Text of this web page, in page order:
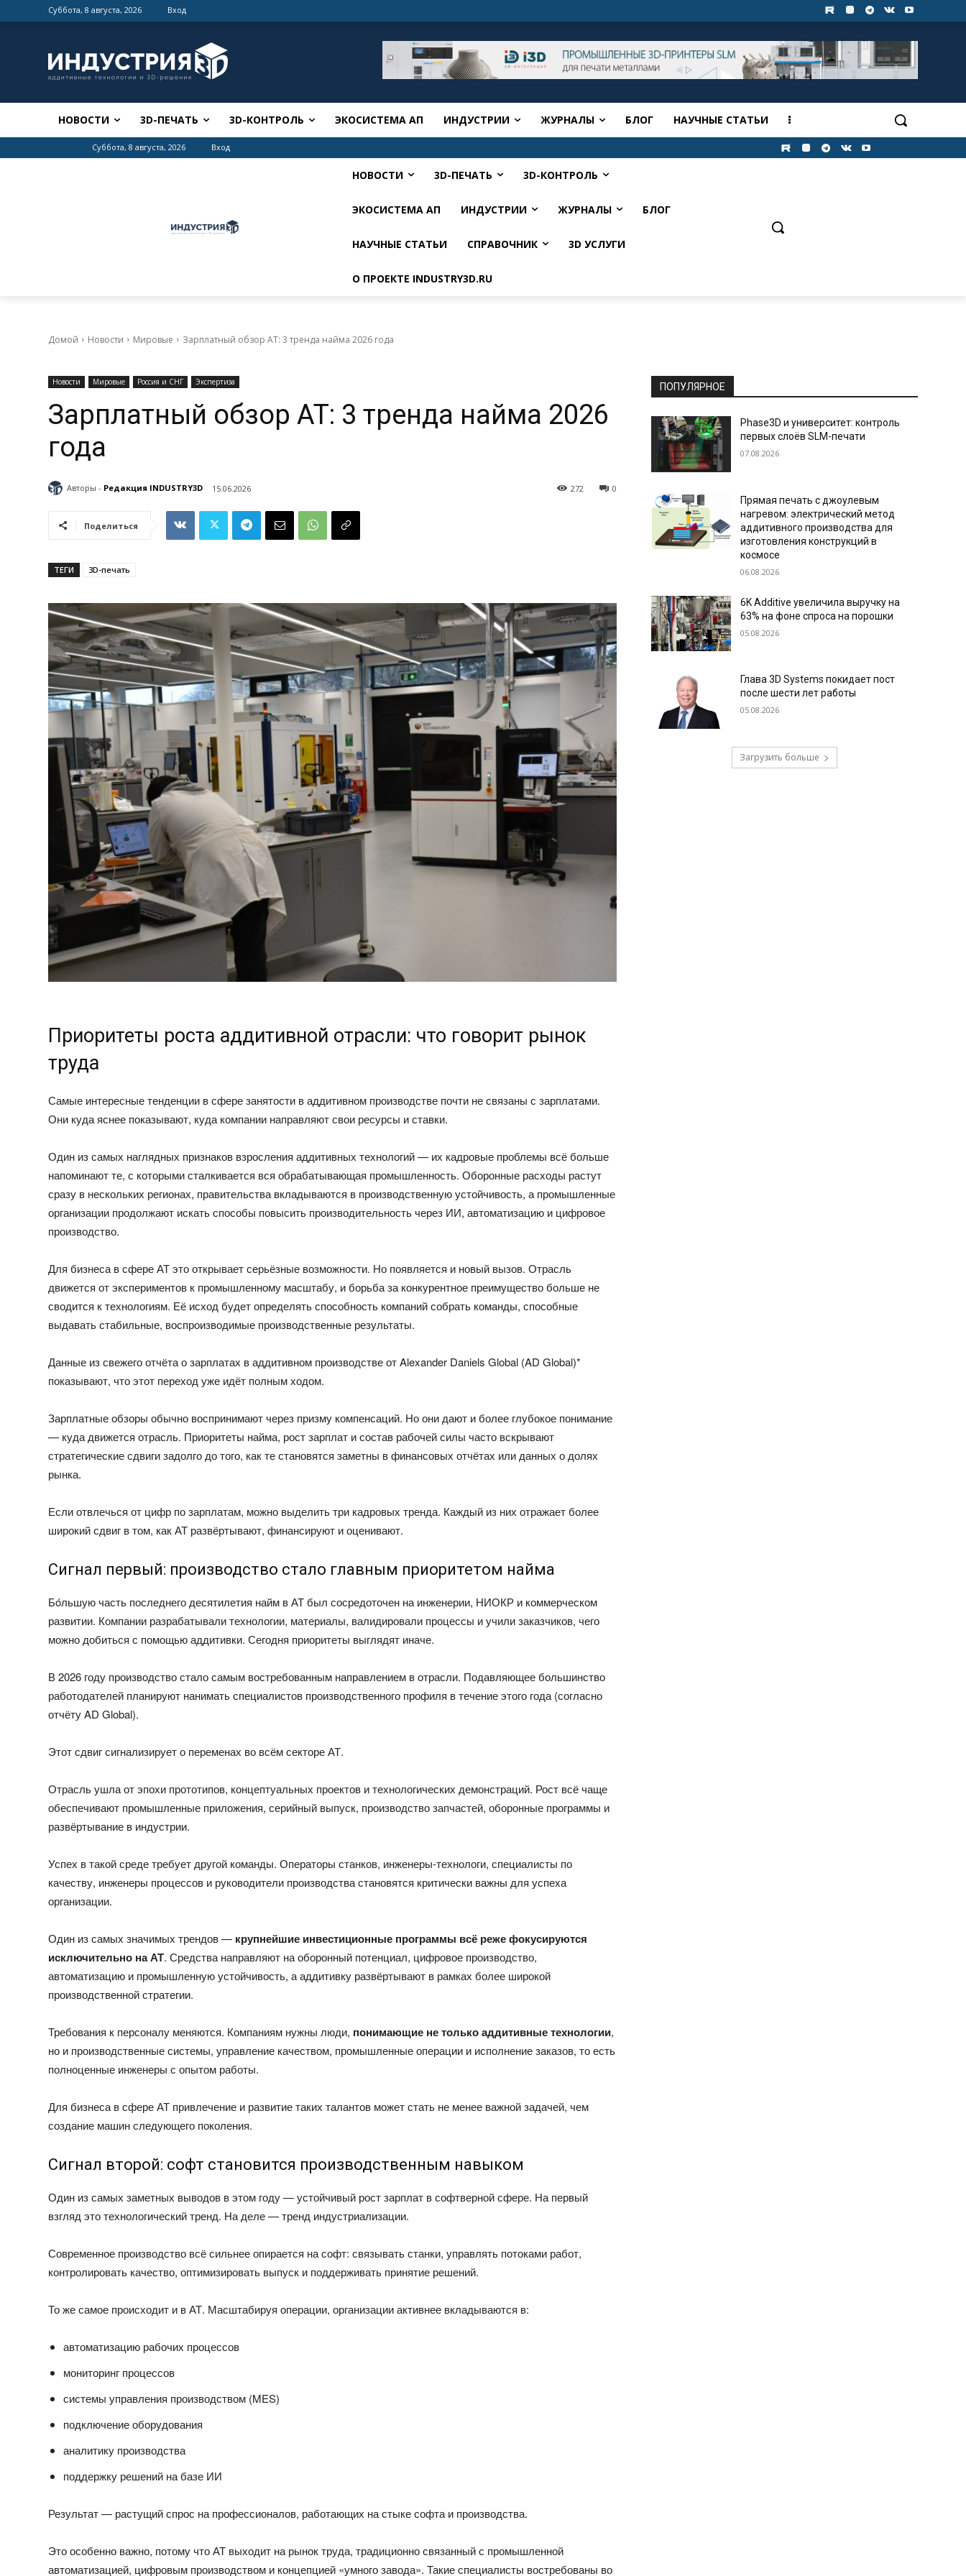
Суббота, 8 августа, 2026 Вход
НОВОСТИ 3D-ПЕЧАТЬ 3D-КОНТРОЛЬ ЭКОСИСТЕМА АП ИНДУСТРИИ ЖУРНАЛЫ БЛОГ НАУЧНЫЕ СТАТЬИ
Суббота, 8 августа, 2026 Вход
НОВОСТИ 3D-ПЕЧАТЬ 3D-КОНТРОЛЬ
ЭКОСИСТЕМА АП ИНДУСТРИИ ЖУРНАЛЫ БЛОГ
НАУЧНЫЕ СТАТЬИ СПРАВОЧНИК 3D УСЛУГИ
О ПРОЕКТЕ INDUSTRY3D.RU
Домой Новости Мировые Зарплатный обзор АТ: 3 тренда найма 2026 года
Новости Мировые Россия и СНГ Экспертиза
Зарплатный обзор АТ: 3 тренда найма 2026
года
Авторы - Редакция INDUSTRY3D 15.06.2026 0
272
Поделиться
ТЕГИ 3D-печать
Приоритеты роста аддитивной отрасли: что говорит рынок
труда
Самые интересные тенденции в сфере занятости в аддитивном производстве почти не связаны с зарплатами.
Они куда яснее показывают, куда компании направляют свои ресурсы и ставки.
Один из самых наглядных признаков взросления аддитивных технологий — их кадровые проблемы всё больше
напоминают те, с которыми сталкивается вся обрабатывающая промышленность. Оборонные расходы растут
сразу в нескольких регионах, правительства вкладываются в производственную устойчивость, а промышленные
организации продолжают искать способы повысить производительность через ИИ, автоматизацию и цифровое
производство.
Для бизнеса в сфере АТ это открывает серьёзные возможности. Но появляется и новый вызов. Отрасль
движется от экспериментов к промышленному масштабу, и борьба за конкурентное преимущество больше не
сводится к технологиям. Её исход будет определять способность компаний собрать команды, способные
выдавать стабильные, воспроизводимые производственные результаты.
Данные из свежего отчёта о зарплатах в аддитивном производстве от Alexander Daniels Global (AD Global)*
показывают, что этот переход уже идёт полным ходом.
Зарплатные обзоры обычно воспринимают через призму компенсаций. Но они дают и более глубокое понимание
— куда движется отрасль. Приоритеты найма, рост зарплат и состав рабочей силы часто вскрывают
стратегические сдвиги задолго до того, как те становятся заметны в финансовых отчётах или данных о долях
рынка.
Если отвлечься от цифр по зарплатам, можно выделить три кадровых тренда. Каждый из них отражает более
широкий сдвиг в том, как АТ развёртывают, финансируют и оценивают.
Сигнал первый: производство стало главным приоритетом найма
Бóльшую часть последнего десятилетия найм в АТ был сосредоточен на инженерии, НИОКР и коммерческом
развитии. Компании разрабатывали технологии, материалы, валидировали процессы и учили заказчиков, чего
можно добиться с помощью аддитивки. Сегодня приоритеты выглядят иначе.
В 2026 году производство стало самым востребованным направлением в отрасли. Подавляющее большинство
работодателей планируют нанимать специалистов производственного профиля в течение этого года (согласно
отчёту AD Global).
Этот сдвиг сигнализирует о переменах во всём секторе АТ.
Отрасль ушла от эпохи прототипов, концептуальных проектов и технологических демонстраций. Рост всё чаще
обеспечивают промышленные приложения, серийный выпуск, производство запчастей, оборонные программы и
развёртывание в индустрии.
Успех в такой среде требует другой команды. Операторы станков, инженеры-технологи, специалисты по
качеству, инженеры процессов и руководители производства становятся критически важны для успеха
организации.
Один из самых значимых трендов — крупнейшие инвестиционные программы всё реже фокусируются
исключительно на АТ. Средства направляют на оборонный потенциал, цифровое производство,
автоматизацию и промышленную устойчивость, а аддитивку развёртывают в рамках более широкой
производственной стратегии.
Требования к персоналу меняются. Компаниям нужны люди, понимающие не только аддитивные технологии,
но и производственные системы, управление качеством, промышленные операции и исполнение заказов, то есть
полноценные инженеры с опытом работы.
Для бизнеса в сфере АТ привлечение и развитие таких талантов может стать не менее важной задачей, чем
создание машин следующего поколения.
Сигнал второй: софт становится производственным навыком
Один из самых заметных выводов в этом году — устойчивый рост зарплат в софтверной сфере. На первый
взгляд это технологический тренд. На деле — тренд индустриализации.
Современное производство всё сильнее опирается на софт: связывать станки, управлять потоками работ,
контролировать качество, оптимизировать выпуск и поддерживать принятие решений.
То же самое происходит и в АТ. Масштабируя операции, организации активнее вкладываются в:
автоматизацию рабочих процессов
мониторинг процессов
системы управления производством (MES)
подключение оборудования
аналитику производства
поддержку решений на базе ИИ
Результат — растущий спрос на профессионалов, работающих на стыке софта и производства.
Это особенно важно, потому что АТ выходит на рынок труда, традиционно связанный с промышленной
автоматизацией, цифровым производством и концепцией «умного завода». Такие специалисты востребованы во
ПОПУЛЯРНОЕ
Phase3D и университет: контроль
первых слоёв SLM-печати
07.08.2026
Прямая печать с джоулевым
нагревом: электрический метод
аддитивного производства для
изготовления конструкций в
космосе
06.08.2026
6K Additive увеличила выручку на
63% на фоне спроса на порошки
05.08.2026
Глава 3D Systems покидает пост
после шести лет работы
05.08.2026
Загрузить больше